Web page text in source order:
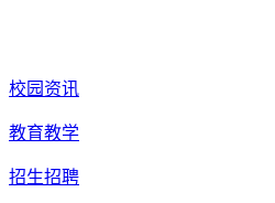
校园资讯
教育教学
招生招聘